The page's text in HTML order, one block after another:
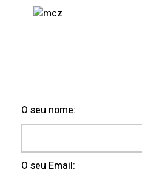
O seu nome:
O seu Email: